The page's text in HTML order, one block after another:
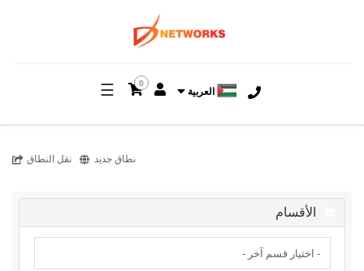
العربية
0
☰
نطاق جديد نقل النطاق
الأقسام